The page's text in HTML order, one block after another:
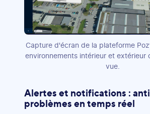
Capture d'écran de la plateforme
environnements intérieur et extérieur
vue.
Alertes et notifications :
problèmes en temps réel